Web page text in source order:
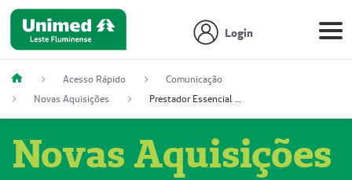
Login
Acesso Rápido
Comunicação
Novas Aquisições
Prestador Essencial Gestão em Saúde Ereli (51004354-7)
Novas Aquisições